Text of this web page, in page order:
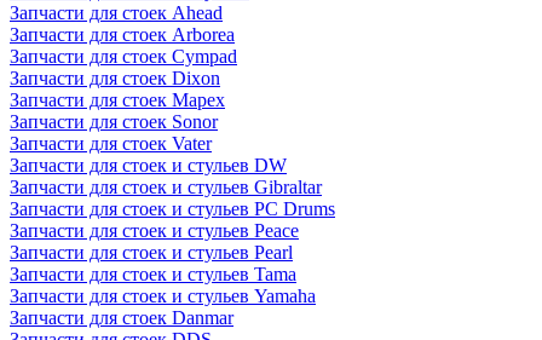
Запчасти для стоек Ahead
Запчасти для стоек Arborea
Запчасти для стоек Cympad
Запчасти для стоек Dixon
Запчасти для стоек Mapex
Запчасти для стоек Sonor
Запчасти для стоек Vater
Запчасти для стоек и стульев DW
Запчасти для стоек и стульев Gibraltar
Запчасти для стоек и стульев PC Drums
Запчасти для стоек и стульев Peace
Запчасти для стоек и стульев Pearl
Запчасти для стоек и стульев Tama
Запчасти для стоек и стульев Yamaha
Запчасти для стоек Danmar